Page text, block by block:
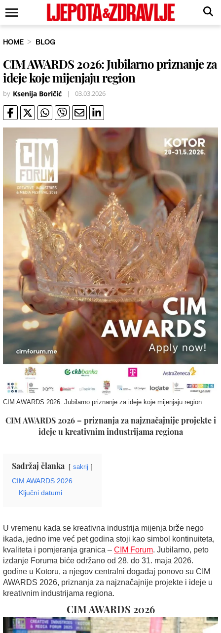
HOME BLOG
CIM AWARDS 2026: Jubilarno priznanje za
ideje koje mijenjaju region
by Ksenija Boričić | 03.03.2026
CIM AWARDS 2026: Jubilarno priznanje za ideje koje mijenjaju region
CIM AWARDS 2026 – priznanja za najznačajnije projekte i
ideje u kreativnim industrijama regiona
Sadržaj članka sakrij
CIM AWARDS 2026
Ključni datumi
U vremenu kada se kreativna industrija mijenja brže nego
ikada, jedno ime već pet godina stoji kao simbol kontinuiteta,
kvaliteta i pomjeranja granica – CIM Forum. Jubilarno, peto
izdanje Foruma biće održano od 28. do 31. maja 2026.
godine u Kotoru, a njegov centralni događaj ponovo su CIM
AWARDS 2026, priznanja za najznačajnije projekte i ideje u
kreativnim industrijama regiona.
CIM AWARDS 2026